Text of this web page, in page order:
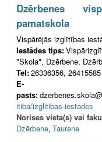
Dzērbenes
pamatskola
Vispārējās izglītības
Iestādes tips:
"Skola", Dzērbene,
Tel:26336356, 26415585
E-
pasts:
itiba/izglitibas-iestades
Norises vieta(s) vai
Dzērbene, Taurene